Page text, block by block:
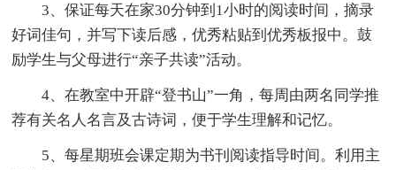
3、保证每天在家30分钟到1小时的阅读时间，摘录
好词佳句，并写下读后感，优秀粘贴到优秀板报中。鼓
励学生与父母进行“亲子共读”活动。
4、在教室中开辟“登书山”一角，每周由两名同学推
荐有关名人名言及古诗词，便于学生理解和记忆。
5、每星期班会课定期为书刊阅读指导时间。利用主